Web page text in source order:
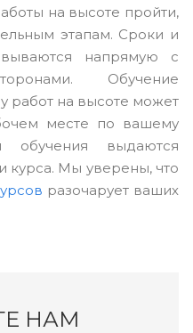
на высоте пройти,
этапам. Сроки и
напрямую с
Обучение
работ на высоте может
месте по вашему
обучения выдаются
курса. Мы уверены, что
разочарует ваших
НАМ